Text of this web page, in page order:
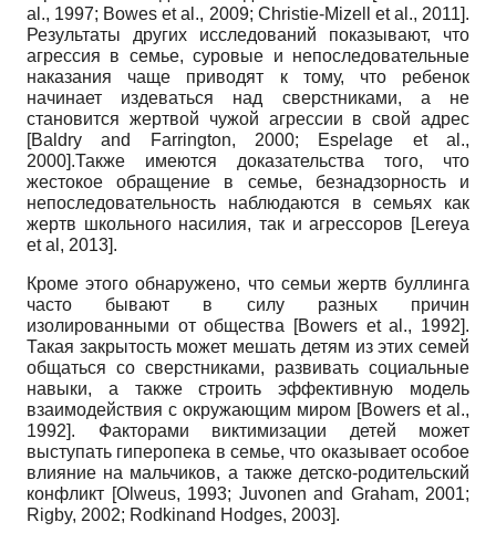
al., 1997; Bowes et al., 2009; Christie-Mizell et al., 2011].
Результаты других исследований показывают, что
агрессия в семье, суровые и непоследовательные
наказания чаще приводят к тому, что ребенок
начинает издеваться над сверстниками, а не
становится жертвой чужой агрессии в свой адрес
[Baldry and Farrington, 2000; Espelage et al.,
2000].Также имеются доказательства того, что
жестокое обращение в семье, безнадзорность и
непоследовательность наблюдаются в семьях как
жертв школьного насилия, так и агрессоров [Lereya
et al, 2013].
Кроме этого обнаружено, что семьи жертв буллинга
часто бывают в силу разных причин
изолированными от общества
[Bowers et al., 1992].
Такая закрытость может мешать детям из этих семей
общаться со сверстниками, развивать социальные
навыки, а также строить эффективную модель
взаимодействия с окружающим миром [Bowers et al.,
1992]. Факторами викти­мизации детей может
выступать гиперопека в семье, что оказывает особое
влияние на мальчиков, а также детско-родительский
конфликт [Olweus, 1993; Juvonen and Graham, 2001;
Rigby, 2002; Rodkinand Hodges, 2003].